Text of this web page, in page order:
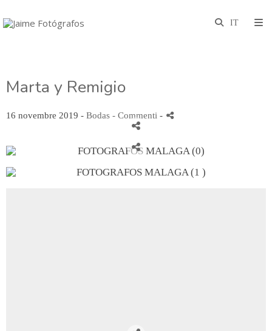
Marta y Remigio
16 novembre 2019 - Bodas - Commenti -